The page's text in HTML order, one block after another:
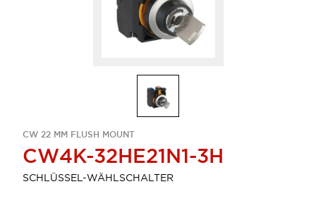
CW 22 MM FLUSH MOUNT
CW4K-32HE21N1-3H
SCHLÜSSEL-WÄHLSCHALTER